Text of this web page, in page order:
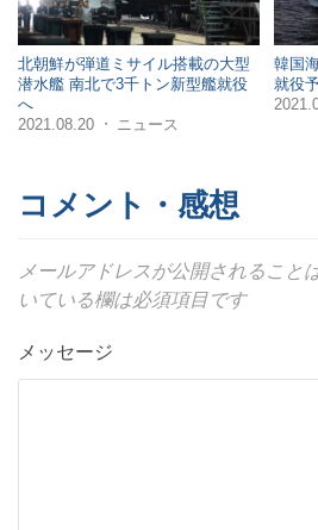
北朝鮮が弾道ミサイル搭載の大型
潜水艦 南北で3千トン新型艦就役
へ
2021.08.20
・ ニュース
韓国
就役
コメント・感想
メールアドレスが公開されること
いている欄は必須項目です
メッセージ